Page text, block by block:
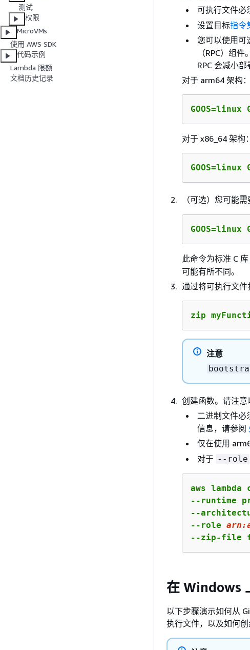
测试
权限
MicroVMs
使用 AWS SDK
代码示例
Lambda 限额
文档历史记录
可执行文件必
设置目标指令
您可以使用可
（RPC）组
RPC 会减小部
对于 arm64 架构：
GOOS=linux
对于 x86_64 架构：
GOOS=linux
（可选）您可能
GOOS=linux
此命令为标准 C 库
可能有所不同。
通过将可执行文件
zip
注意
创建函数。请注意
二进制文件必
信息，请参阅
仅在使用
对于 --role
aws
--runtime
--
--role arn:
--zip-file
在 Windows
以下步骤演示如何从
执行文件，以及如何创